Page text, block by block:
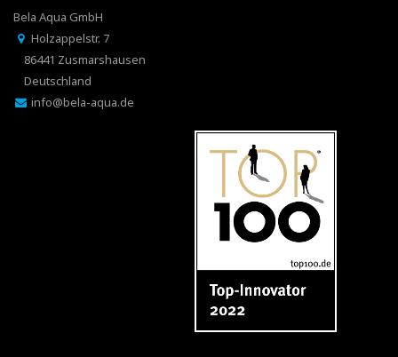
Bela Aqua GmbH
Holzappelstr. 7
86441 Zusmarshausen
Deutschland
info@bela-aqua.de